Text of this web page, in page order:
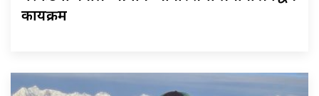
कार्यक्रम